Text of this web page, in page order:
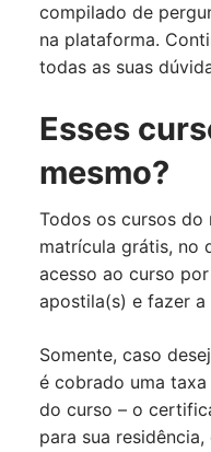
compilado de
na plataforma.
todas as suas
Esses
mesmo?
Todos os cursos do
matrícula grátis, no
acesso ao curso
apostila(s) e fazer a
Somente, caso
é cobrado uma
do curso – o
para sua